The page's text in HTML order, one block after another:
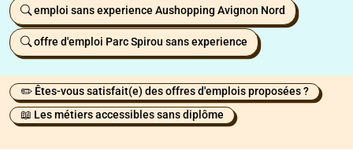
emploi sans experience Aushopping Avignon Nord
offre d'emploi Parc Spirou sans experience
✏️ Êtes-vous satisfait(e) des offres d'emplois proposées ?
📖 Les métiers accessibles sans diplôme